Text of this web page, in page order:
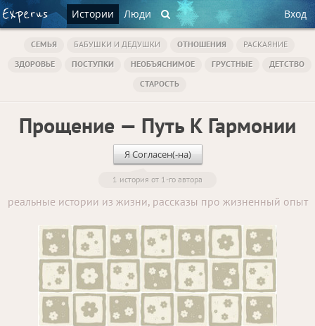
Истории Люди Вход
СЕМЬЯ БАБУШКИ И ДЕДУШКИ ОТНОШЕНИЯ
РАСКАЯНИЕ
ЗДОРОВЬЕ
ПОСТУПКИ НЕОБЪЯСНИМОЕ ГРУСТНЫЕ
ДЕТСТВО
СТАРОСТЬ
Прощение — Путь К Гармонии
Я Согласен(-на)
1 история от 1-го автора
реальные истории из жизни, рассказы про жизненный опыт